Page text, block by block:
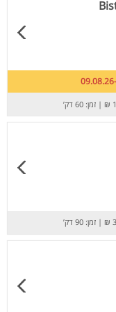
| זמן: 60 דק’
| זמן: 90 דק’